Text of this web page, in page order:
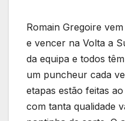
Romain Gregoire
e vencer na Volta a
da equipa e todos
um puncheur cada
etapas estão feitas
com tanta qualidade